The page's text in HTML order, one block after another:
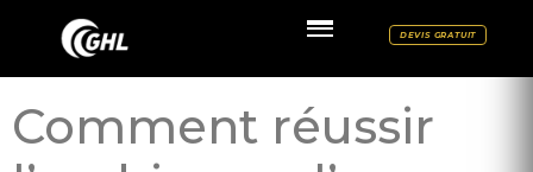
DEVIS GRATUIT
Comment réussir